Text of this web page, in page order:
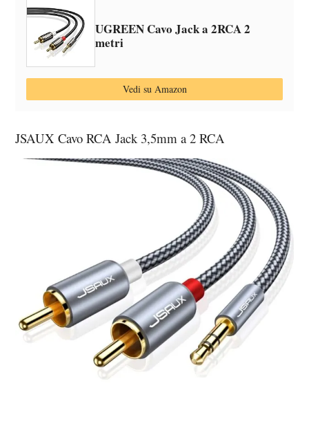
UGREEN Cavo Jack a 2RCA 2
metri
Vedi su Amazon
JSAUX Cavo RCA Jack 3,5mm a 2 RCA